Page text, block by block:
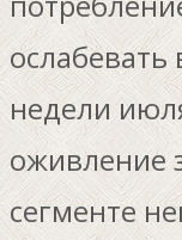
недели
оживление
сегменте